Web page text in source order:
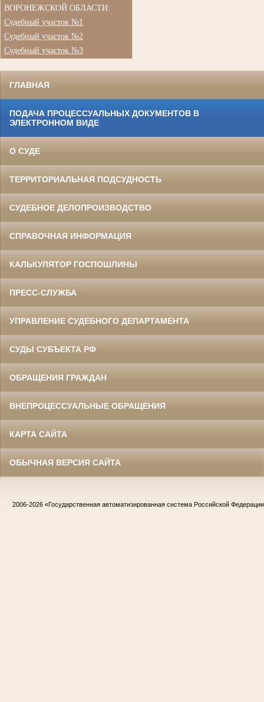
ВОРОНЕЖСКОЙ ОБЛАСТИ:
Судебный участок №1
Судебный участок №2
Судебный участок №3
ГЛАВНАЯ
ПОДАЧА ПРОЦЕССУАЛЬНЫХ ДОКУМЕНТОВ В
ЭЛЕКТРОННОМ ВИДЕ
О СУДЕ
ТЕРРИТОРИАЛЬНАЯ ПОДСУДНОСТЬ
СУДЕБНОЕ ДЕЛОПРОИЗВОДСТВО
СПРАВОЧНАЯ ИНФОРМАЦИЯ
КАЛЬКУЛЯТОР ГОСПОШЛИНЫ
ПРЕСС-СЛУЖБА
УПРАВЛЕНИЕ СУДЕБНОГО ДЕПАРТАМЕНТА
СУДЫ СУБЪЕКТА РФ
ОБРАЩЕНИЯ ГРАЖДАН
ВНЕПРОЦЕССУАЛЬНЫЕ ОБРАЩЕНИЯ
КАРТА САЙТА
ОБЫЧНАЯ ВЕРСИЯ САЙТА
2006-2026 «Государственная автоматизированная система Российской